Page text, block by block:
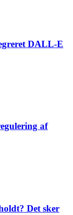
DALL-E
af
Det sker